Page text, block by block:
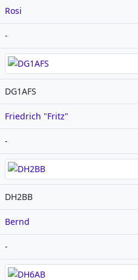
Rosi
-
DG1AFS
Friedrich "Fritz"
-
DH2BB
Bernd
-